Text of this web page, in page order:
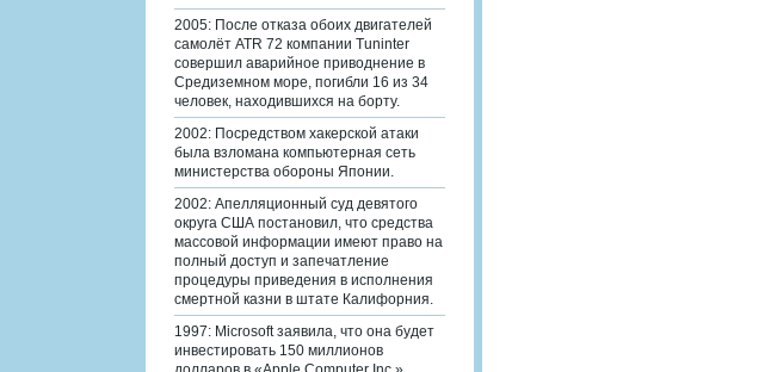
2005: После отказа обоих двигателей
самолёт ATR 72 компании Tuninter
совершил аварийное приводнение в
Средиземном море, погибли 16 из 34
человек, находившихся на борту.
2002: Посредством хакерской атаки
была взломана компьютерная сеть
министерства обороны Японии.
2002: Апелляционный суд девятого
округа США постановил, что средства
массовой информации имеют право на
полный доступ и запечатление
процедуры приведения в исполнения
смертной казни в штате Калифорния.
1997: Microsoft заявила, что она будет
инвестировать 150 миллионов